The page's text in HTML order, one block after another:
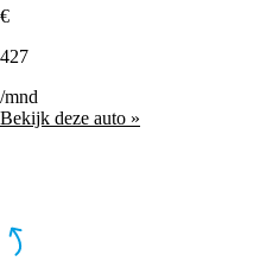
€
427
/mnd
Bekijk deze auto »